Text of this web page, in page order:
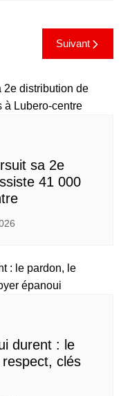
Suivant
sa 2e
41 000
durent : le
clés